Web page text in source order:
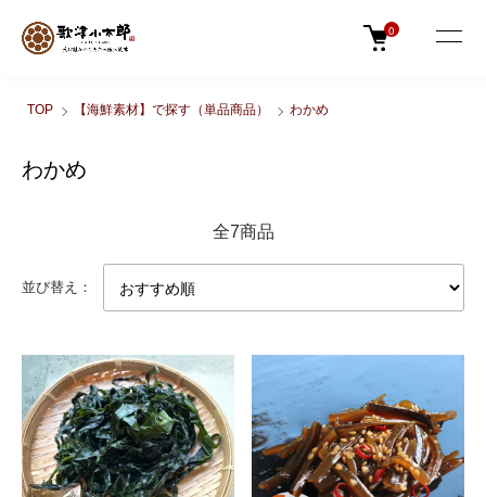
0
TOP 【海鮮素材】で探す（単品商品） わかめ
わかめ
全7商品
並び替え：